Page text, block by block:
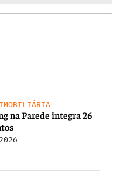
na Parede integra 26